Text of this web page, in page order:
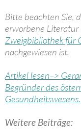
Bitte beachten Sie,
erworbene Literatur
Zweigbibliothek für
nachgewiesen ist.
Artikel lesen–>
Begründer des
Gesundheitswesens.
Weitere Beiträge: